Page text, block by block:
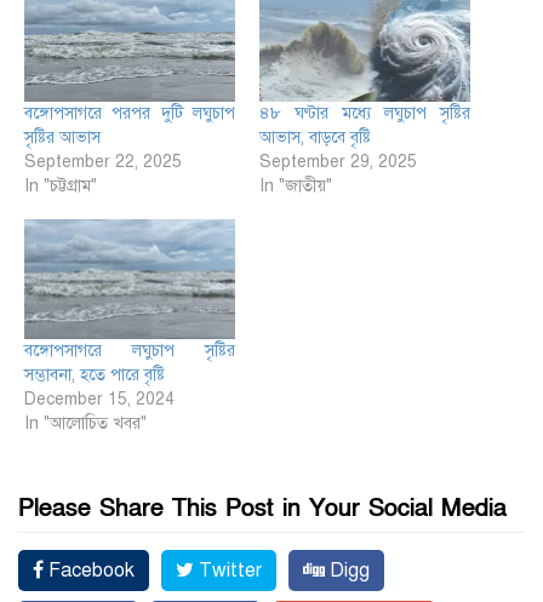
বঙ্গোপসাগরে পরপর দুটি লঘুচাপ
সৃষ্টির আভাস
September 22, 2025
In "চট্টগ্রাম"
৪৮ ঘণ্টার মধ্যে লঘুচাপ সৃষ্টির
আভাস, বাড়বে বৃষ্টি
September 29, 2025
In "জাতীয়"
বঙ্গোপসাগরে লঘুচাপ সৃষ্টির
সম্ভাবনা, হতে পারে বৃষ্টি
December 15, 2024
In "আলোচিত খবর"
Please Share This Post in Your Social Media
Facebook Twitter Digg